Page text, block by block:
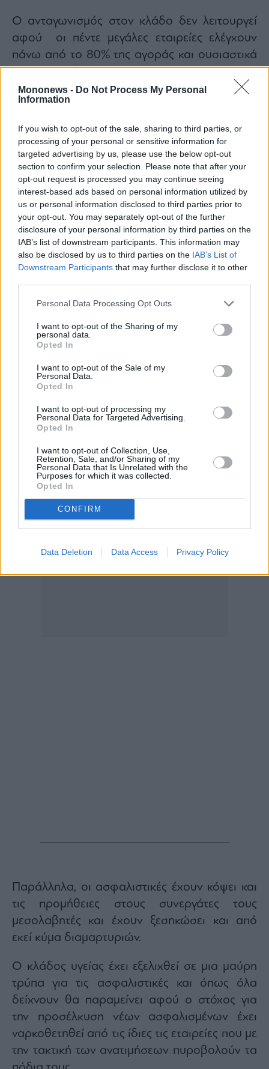
Mononews - Do Not Process My Personal
Information
If you wish to opt-out of the sale, sharing to third parties, or
processing of your personal or sensitive information for
targeted advertising by us, please use the below opt-out
section to confirm your selection. Please note that after your
opt-out request is processed you may continue seeing
interest-based ads based on personal information utilized by
us or personal information disclosed to third parties prior to
your opt-out. You may separately opt-out of the further
disclosure of your personal information by third parties on the
IAB’s list of downstream participants. This information may
also be disclosed by us to third parties on the IAB’s List of
Downstream Participants that may further disclose it to other
Personal Data Processing Opt Outs
I want to opt-out of the Sharing of my
personal data.
Opted In
I want to opt-out of the Sale of my
Personal Data.
Opted In
I want to opt-out of processing my
Personal Data for Targeted Advertising.
Opted In
I want to opt-out of Collection, Use,
Retention, Sale, and/or Sharing of my
Personal Data that Is Unrelated with the
Purposes for which it was collected.
Opted In
CONFIRM
Data Deletion Data Access Privacy Policy
Ο ανταγωνισμός στον κλάδο δεν λειτουργεί
αφού οι πέντε μεγάλες εταιρείες ελέγχουν
πάνω από το 80% της αγοράς και ουσιαστικά
κάνουν ό,τι θέλουν.
Στόχος τους είναι να υποχρεώσουν τους
ασφαλίσεις και να τους κατευθύνουν στα
ετησίως ανανεούμενα συμβόλαια τα οποία οι
ασφαλιστικές έχουν τη δυνατότητα να τα
αναπροσαρμόζουν κάθε έτος.
Και οι ευθύνες της κυβέρνησης όμως είναι
τεράστιες. Ο υπουργός ανάπτυξης Τάκης
Θεοδωρικάκος είχε αναγγείλει ότι ο νέος
δείκτης για τον προσδιορισμό των αυξήσεων
ήταν έτοιμος από την αρχή του 2026. Ο
Ασφαλίσεων Υγείας θα έπαιζε το ρόλο
οδηγού για τις ετήσιες αυξήσεις των
προγραμμάτων. Ο δείκτης όμως ακόμη
αγνοείται αλλά το εξοργιστικό είναι ότι τον
τους με τις οποίες ενημερώνουν για τις
αυξήσεις των τιμολογίων τους πελάτες τους.
Παράλληλα, οι ασφαλιστικές έχουν κόψει και
τις προμήθειες στους συνεργάτες τους
μεσολαβητές και έχουν ξεσηκώσει και από
εκεί κύμα διαμαρτυριών.
Ο κλάδος υγείας έχει εξελιχθεί σε μια μαύρη
τρύπα για τις ασφαλιστικές και όπως όλα
δείχνουν θα παραμείνει αφού ο στόχος για
την προσέλκυση νέων ασφαλισμένων έχει
ναρκοθετηθεί από τις ίδιες τις εταιρείες που με
την τακτική των ανατιμήσεων πυροβολούν τα